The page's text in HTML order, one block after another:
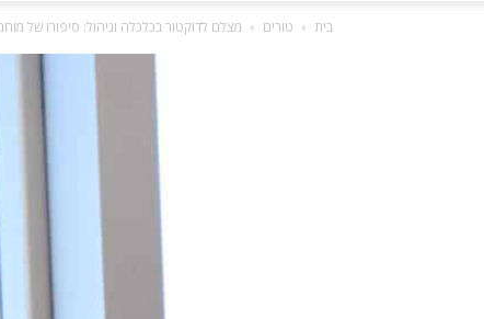
בית טורים מצלם לדוקטור בכלכלה וניהול: סיפורו של